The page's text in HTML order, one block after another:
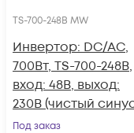
TS-700-248B MW
Инвертор: DC/AC,
700Вт, TS-700-248B,
вход: 48В, выход:
230В (чистый
Под заказ